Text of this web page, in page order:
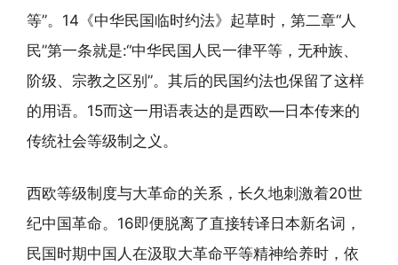
等”。14《中华民国临时约法》起草时，第二章“人
民”第一条就是:“中华民国人民一律平等，无种族、
阶级、宗教之区别”。其后的民国约法也保留了这样
的用语。15而这一用语表达的是西欧—日本传来的
传统社会等级制之义。
西欧等级制度与大革命的关系，长久地刺激着20世
纪中国革命。16即便脱离了直接转译日本新名词，
民国时期中国人在汲取大革命平等精神给养时，依